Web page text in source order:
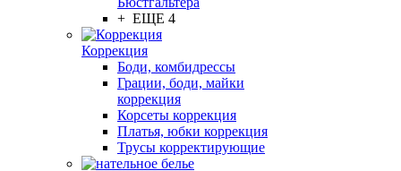
+ ЕЩЕ 4
Коррекция
Боди, комбидрессы
Грации, боди, майки
коррекция
Корсеты коррекция
Платья, юбки коррекция
Трусы корректирующие